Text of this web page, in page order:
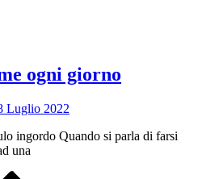
ogni giorno
Luglio 2022
ingordo Quando si parla di farsi
una